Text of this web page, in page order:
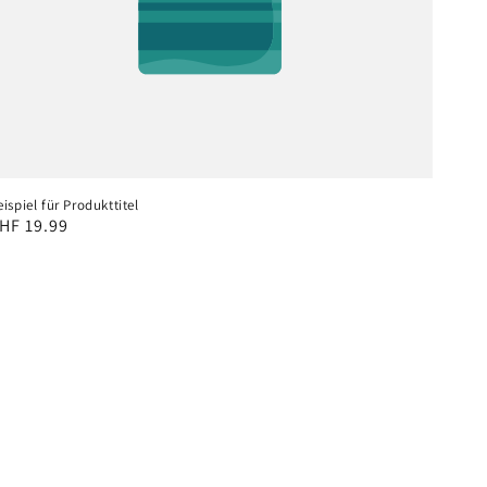
für Produkttitel
19.99